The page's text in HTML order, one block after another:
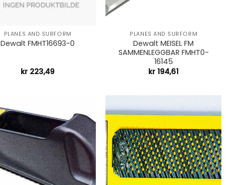
PLANES AND SURFORM
Dewalt FMHT16693-0
kr 223,49
PLANES AND SURFORM
Dewalt MEISEL FM
SAMMENLEGGBAR FMHT0-
16145
kr 194,61